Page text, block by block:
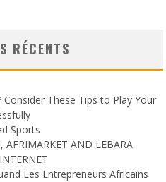
RÉCENTS
These Tips to Play Your
Sports
AFRIMARKET AND LEBARA
Les Entrepreneurs Africains